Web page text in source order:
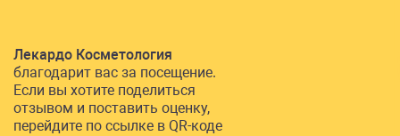
Лекардо Косметология
благодарит вас за посещение.
Если вы хотите поделиться
отзывом и поставить оценку,
перейдите по ссылке в QR-коде